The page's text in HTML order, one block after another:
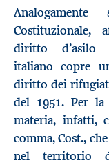
Costituzionale,
diritto d’asilo
italiano copre
diritto dei
del 1951. Per
materia, infatti,
comma, Cost.,
nel territorio